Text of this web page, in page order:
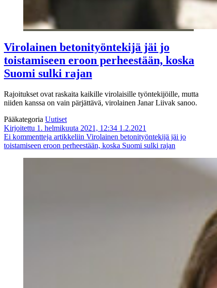
Virolainen betoni­työntekijä jäi jo
toistamiseen eroon perheestään, koska
Suomi sulki rajan
Rajoitukset ovat raskaita kaikille virolaisille työntekijöille, mutta
niiden kanssa on vain pärjättävä, virolainen Janar Liivak sanoo.
Pääkategoria Uutiset
Kirjoitettu 1. helmikuuta 2021, 12:34 1.2.2021
Ei kommentteja artikkeliin Virolainen betoni­työntekijä jäi jo
toistamiseen eroon perheestään, koska Suomi sulki rajan